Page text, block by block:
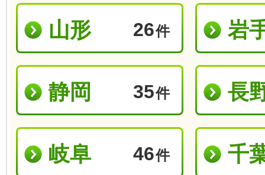
山形 26件 岩
静岡 35件 長
岐阜 46件 千